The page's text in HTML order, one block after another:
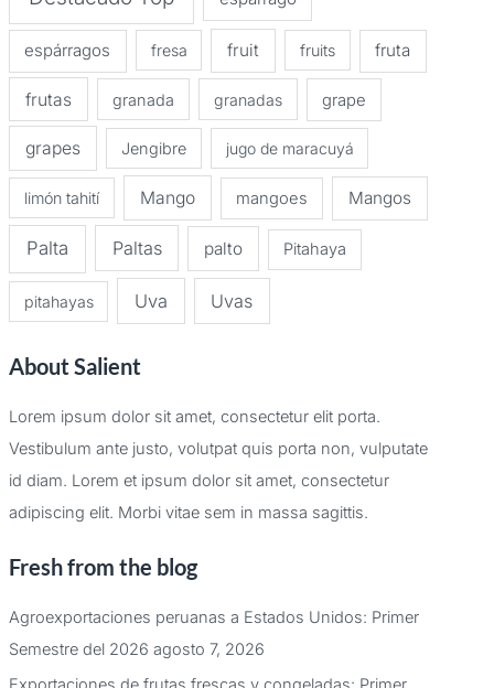
espárragos fresa fruit fruits fruta
frutas granada granadas grape
grapes Jengibre jugo de maracuyá
limón tahití Mango mangoes Mangos
Palta Paltas palto Pitahaya
pitahayas Uva Uvas
About Salient
Lorem ipsum dolor sit amet, consectetur elit porta.
Vestibulum ante justo, volutpat quis porta non, vulputate
id diam. Lorem et ipsum dolor sit amet, consectetur
adipiscing elit. Morbi vitae sem in massa sagittis.
Fresh from the blog
Agroexportaciones peruanas a Estados Unidos: Primer
Semestre del 2026 agosto 7, 2026